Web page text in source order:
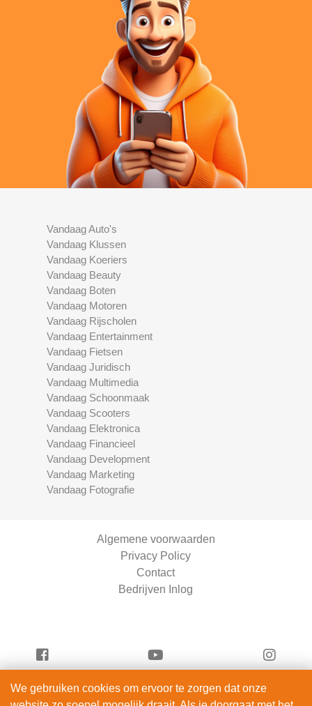
Vandaag Auto's
Vandaag Klussen
Vandaag Koeriers
Vandaag Beauty
Vandaag Boten
Vandaag Motoren
Vandaag Rijscholen
Vandaag Entertainment
Vandaag Fietsen
Vandaag Juridisch
Vandaag Multimedia
Vandaag Schoonmaak
Vandaag Scooters
Vandaag Elektronica
Vandaag Financieel
Vandaag Development
Vandaag Marketing
Vandaag Fotografie
Algemene voorwaarden
Privacy Policy
Contact
Bedrijven Inlog
Serviceright Schoonmaak is onderdeel van
We gebruiken cookies om ervoor te zorgen dat onze